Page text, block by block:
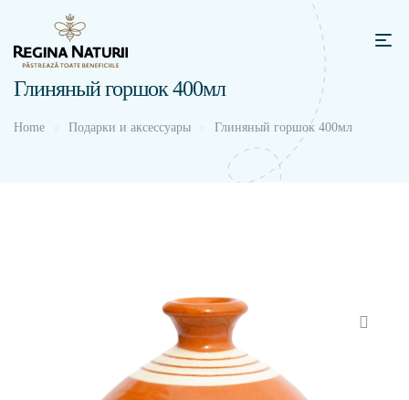
Глиняный горшок 400мл
Home Подарки и аксессуары Глиняный горшок 400мл